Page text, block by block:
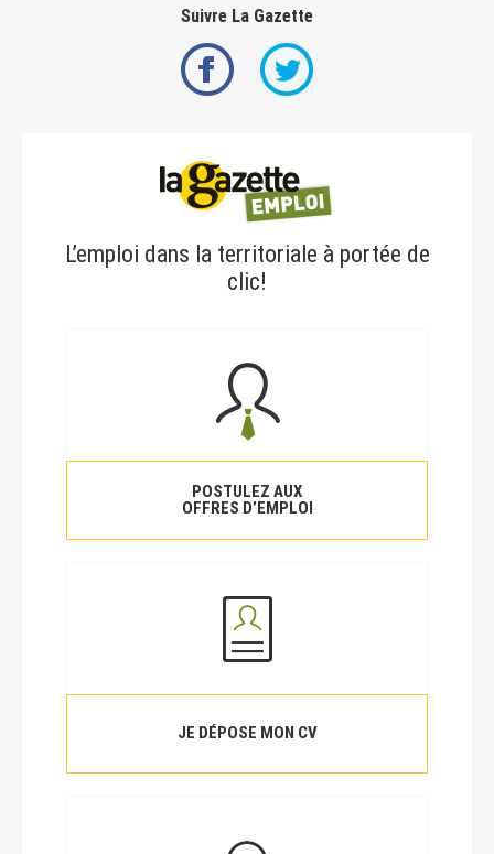
Suivre La Gazette
L’emploi dans la territoriale à portée de
clic!
POSTULEZ AUX
OFFRES D’EMPLOI
JE DÉPOSE MON CV